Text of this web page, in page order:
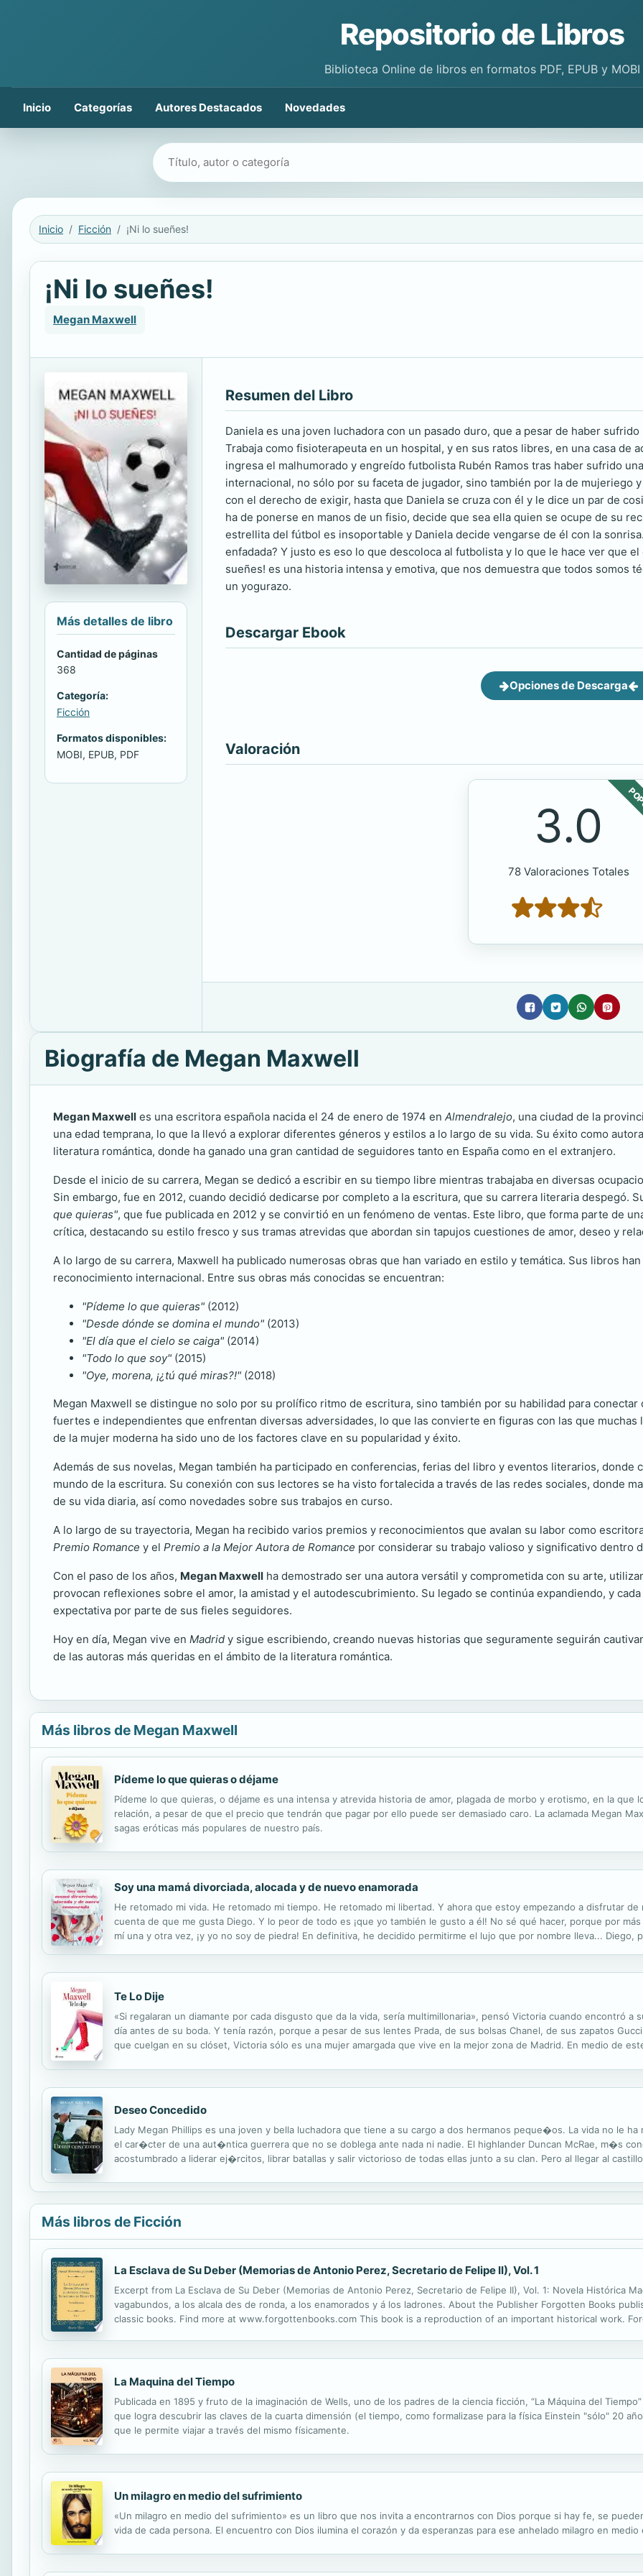
Repositorio de Libros
Biblioteca Online de libros en formatos PDF, EPUB y MOBI
Inicio Categorías Autores Destacados Novedades
Buscar libros
Inicio Ficción ¡Ni lo sueñes!
¡Ni lo sueñes!
Megan Maxwell
Más detalles de libro
Cantidad de páginas
368
Categoría:
Ficción
Formatos disponibles:
MOBI, EPUB, PDF
Resumen del Libro
Daniela es una joven luchadora con un pasado duro, que a pesar de haber
Trabaja como fisioterapeuta en un hospital, y en sus ratos libres, en una casa de
ingresa el malhumorado y engreído futbolista Rubén Ramos tras haber sufrido
internacional, no sólo por su faceta de jugador, sino también por la de mujeriego
con el derecho de exigir, hasta que Daniela se cruza con él y le dice un par de
ha de ponerse en manos de un fisio, decide que sea ella quien se ocupe de su
estrellita del fútbol es insoportable y Daniela decide vengarse de él con la
enfadada? Y justo es eso lo que descoloca al futbolista y lo que le hace ver que
sueñes! es una historia intensa y emotiva, que nos demuestra que todos somos
un yogurazo.
Descargar Ebook
Opciones de Descarga
Valoración
3.0
78 Valoraciones Totales
Biografía de Megan Maxwell
Megan Maxwell es una escritora española nacida el 24 de enero de 1974 en Almendralejo, una ciudad de la
una edad temprana, lo que la llevó a explorar diferentes géneros y estilos a lo largo de su vida. Su éxito como
literatura romántica, donde ha ganado una gran cantidad de seguidores tanto en España como en el extranjero.
Desde el inicio de su carrera, Megan se dedicó a escribir en su tiempo libre mientras trabajaba en diversas
Sin embargo, fue en 2012, cuando decidió dedicarse por completo a la escritura, que su carrera literaria despegó.
que quieras", que fue publicada en 2012 y se convirtió en un fenómeno de ventas. Este libro, que forma parte de
crítica, destacando su estilo fresco y sus tramas atrevidas que abordan sin tapujos cuestiones de amor, deseo y
A lo largo de su carrera, Maxwell ha publicado numerosas obras que han variado en estilo y temática. Sus libros
reconocimiento internacional. Entre sus obras más conocidas se encuentran:
"Pídeme lo que quieras" (2012)
"Desde dónde se domina el mundo" (2013)
"El día que el cielo se caiga" (2014)
"Todo lo que soy" (2015)
"Oye, morena, ¡¿tú qué miras?!" (2018)
Megan Maxwell se distingue no solo por su prolífico ritmo de escritura, sino también por su habilidad para
fuertes e independientes que enfrentan diversas adversidades, lo que las convierte en figuras con las que
de la mujer moderna ha sido uno de los factores clave en su popularidad y éxito.
Además de sus novelas, Megan también ha participado en conferencias, ferias del libro y eventos literarios,
mundo de la escritura. Su conexión con sus lectores se ha visto fortalecida a través de las redes sociales, donde
de su vida diaria, así como novedades sobre sus trabajos en curso.
A lo largo de su trayectoria, Megan ha recibido varios premios y reconocimientos que avalan su labor como
Premio Romance y el Premio a la Mejor Autora de Romance por considerar su trabajo valioso y significativo dentro
Con el paso de los años, Megan Maxwell ha demostrado ser una autora versátil y comprometida con su arte,
provocan reflexiones sobre el amor, la amistad y el autodescubrimiento. Su legado se continúa expandiendo, y
expectativa por parte de sus fieles seguidores.
Hoy en día, Megan vive en Madrid y sigue escribiendo, creando nuevas historias que seguramente seguirán
de las autoras más queridas en el ámbito de la literatura romántica.
Más libros de Megan Maxwell
Pídeme lo que quieras o déjame
Pídeme lo que quieras, o déjame es una intensa y atrevida historia de amor, plagada de morbo y erotismo, en la que
relación, a pesar de que el precio que tendrán que pagar por ello puede ser demasiado caro. La aclamada Megan
sagas eróticas más populares de nuestro país.
Soy una mamá divorciada, alocada y de nuevo enamorada
He retomado mi vida. He retomado mi tiempo. He retomado mi libertad. Y ahora que estoy empezando a disfrutar
cuenta de que me gusta Diego. Y lo peor de todo es ¡que yo también le gusto a él! No sé qué hacer, porque por
mí una y otra vez, ¡y yo no soy de piedra! En definitiva, he decidido permitirme el lujo que por nombre lleva... Diego,
Te Lo Dije
«Si regalaran un diamante por cada disgusto que da la vida, sería multimillonaria», pensó Victoria cuando encontró a
día antes de su boda. Y tenía razón, porque a pesar de sus lentes Prada, de sus bolsas Chanel, de sus zapatos
que cuelgan en su clóset, Victoria sólo es una mujer amargada que vive en la mejor zona de Madrid. En medio de
Deseo Concedido
Lady Megan Phillips es una joven y bella luchadora que tiene a su cargo a dos hermanos peque�os. La vida no le
el car�cter de una aut�ntica guerrera que no se doblega ante nada ni nadie. El highlander Duncan McRae, m�s
acostumbrado a liderar ej�rcitos, librar batallas y salir victorioso de todas ellas junto a su clan. Pero al llegar al
Más libros de Ficción
La Esclava de Su Deber (Memorias de Antonio Perez, Secretario de Felipe II), Vol. 1
Excerpt from La Esclava de Su Deber (Memorias de Antonio Perez, Secretario de Felipe II), Vol. 1: Novela Histórica
vagabundos, a los alcala des de ronda, a los enamorados y á los ladrones. About the Publisher Forgotten Books
classic books. Find more at www.forgottenbooks.com This book is a reproduction of an important historical work.
La Maquina del Tiempo
Publicada en 1895 y fruto de la imaginación de Wells, uno de los padres de la ciencia ficción, “La Máquina del
que logra descubrir las claves de la cuarta dimensión (el tiempo, como formalizase para la física Einstein "sólo" 20
que le permite viajar a través del mismo físicamente.
Un milagro en medio del sufrimiento
«Un milagro en medio del sufrimiento» es un libro que nos invita a encontrarnos con Dios porque si hay fe, se
vida de cada persona. El encuentro con Dios ilumina el corazón y da esperanzas para ese anhelado milagro en